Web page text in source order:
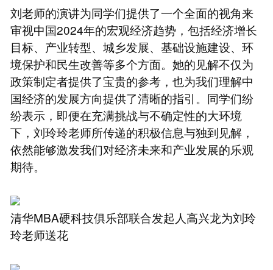
刘老师的演讲为同学们提供了一个全面的视角来
审视中国2024年的宏观经济趋势，包括经济增长
目标、产业转型、城乡发展、基础设施建设、环
境保护和民生改善等多个方面。她的见解不仅为
政策制定者提供了宝贵的参考，也为我们理解中
国经济的发展方向提供了清晰的指引。同学们纷
纷表示，即便在充满挑战与不确定性的大环境
下，刘玲玲老师所传递的积极信息与独到见解，
依然能够激发我们对经济未来和产业发展的乐观
期待。
清华MBA硬科技俱乐部联合发起人高兴龙为刘玲
玲老师送花